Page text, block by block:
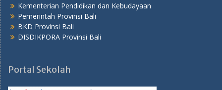
Kementerian Pendidikan dan Kebudayaan
Pemerintah Provinsi Bali
BKD Provinsi Bali
DISDIKPORA Provinsi Bali
Portal Sekolah